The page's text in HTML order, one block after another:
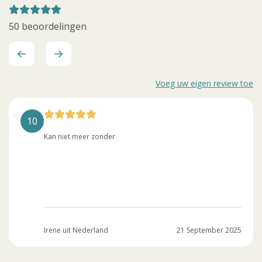
50 beoordelingen
Voeg uw eigen review toe
10
Kan niet meer zonder
Irene uit Nederland 21 September 2025